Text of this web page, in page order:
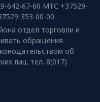
642-67-60 МТС +37529-
353-00-00
отдел торговли и
обращения
об
лиц. тел. 8(017)